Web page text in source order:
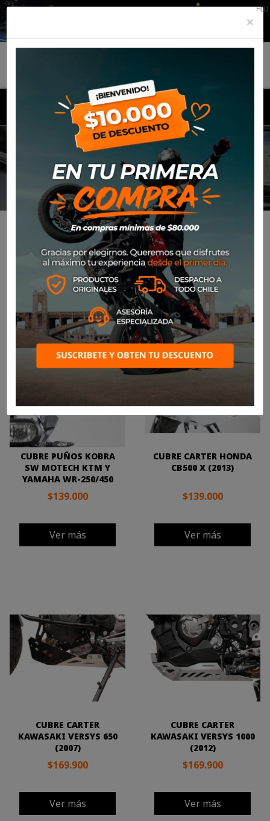
MENU
Productos Equipamiento
Para tu moto
Cubrecarter
CUBRECARTER
Más nuevos
Mostrando 1-19 de 19 artículo(s)
CUBRE PUÑOS KOBRA
SW MOTECH KTM Y
YAMAHA WR-250/450
$139.000
Ver más
CUBRE CARTER HONDA
CB500 X (2013)
$139.000
Ver más
CUBRE CARTER
KAWASAKI VERSYS 650
(2007)
$169.900
Ver más
CUBRE CARTER
KAWASAKI VERSYS 1000
(2012)
$169.900
Ver más
×